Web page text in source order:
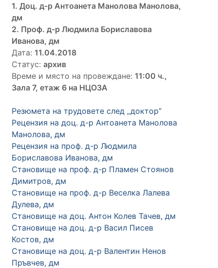
1. Доц. д-р Антоанета Манолова Манолова,
дм
2. Проф. д-р Людмила Бориславова
Иванова, дм
Дата: 11.04.2018
Статус: архив
Време и място на провеждане: 11:00 ч.,
Зала 7, етаж 6 на НЦОЗА
Резюмета на трудовете след „доктор”
Рецензия на доц. д-р Антоанета Манолова
Манолова, дм
Рецензия на проф. д-р Людмила
Бориславова Иванова, дм
Становище на проф. д-р Пламен Стоянов
Димитров, дм
Становище на проф. д-р Веселка Лалева
Дулева, дм
Становище на доц. Антон Колев Тачев, дм
Становище на доц. д-р Васил Писев
Костов, дм
Становище на доц. д-р Валентин Ненов
Пръвчев, дм